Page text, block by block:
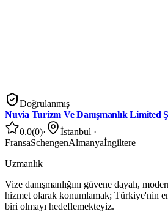
Doğrulanmış
Nuvia Turizm Ve Danışmanlık Limited
0.0(0)· İstanbul ·
FransaSchengenAlmanyaİngiltere
Uzmanlık
Vize danışmanlığını güvene dayalı,
hizmet olarak konumlamak; Türkiye'nin
biri olmayı hedeflemekteyiz.